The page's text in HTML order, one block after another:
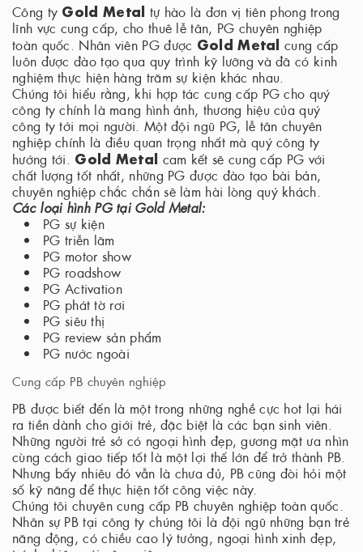
Công ty Gold Metal tự hào là đơn vị tiên phong trong
lĩnh vực cung cấp, cho thuê lễ tân, PG chuyên nghiệp
toàn quốc. Nhân viên PG được Gold Metal cung cấp
luôn được đào tạo qua quy trình kỹ lưỡng và đã có kinh
nghiệm thực hiện hàng trăm sự kiện khác nhau.
Chúng tôi hiểu rằng, khi hợp tác cung cấp PG cho quý
công ty chính là mang hình ảnh, thương hiệu của quý
công ty tới mọi người. Một đội ngũ PG, lễ tân chuyên
nghiệp chính là điều quan trọng nhất mà quý công ty
hướng tới. Gold Metal cam kết sẽ cung cấp PG với
chất lượng tốt nhất, những PG được đào tạo bài bản,
chuyên nghiệp chắc chắn sẽ làm hài lòng quý khách.
Các loại hình PG tại Gold Metal:
PG sự kiện
PG triễn lãm
PG motor show
PG roadshow
PG Activation
PG phát tờ rơi
PG siêu thị
PG review sản phẩm
PG nước ngoài
Cung cấp PB chuyên nghiệp
PB được biết đến là một trong những nghề cực hot lại hái
ra tiền dành cho giới trẻ, đặc biệt là các bạn sinh viên.
Những người trẻ sở có ngoại hình đẹp, gương mặt ưa nhìn
cùng cách giao tiếp tốt là một lợi thế lớn để trở thành PB.
Nhưng bấy nhiêu đó vẫn là chưa đủ, PB cũng đòi hỏi một
số kỹ năng để thực hiện tốt công việc này.
Chúng tôi chuyên cung cấp PB chuyên nghiệp toàn quốc.
Nhân sự PB tại công ty chúng tôi là đội ngũ những bạn trẻ
năng động, có chiều cao lý tưởng, ngoại hình xinh đẹp,